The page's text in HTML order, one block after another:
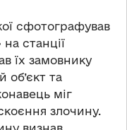
сфотографував
станції
їх замовнику
об’єкт та
міг
злочину.